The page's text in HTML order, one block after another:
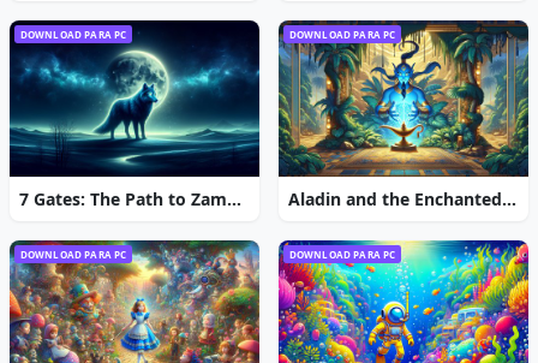
DOWNLOAD PARA PC
7 Gates: The Path to Zamolxes
DOWNLOAD PARA PC
Aladin and the Enchanted Lamp: Extended Edition
DOWNLOAD PARA PC DOWNLOAD PARA PC